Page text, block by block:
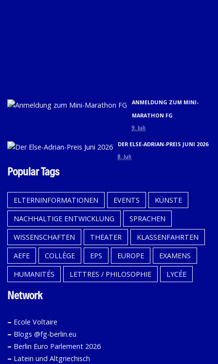
ANMELDUNG ZUM MINI-
MARATHON FG
9. Juli
DER ELSE-ADRIAN-PREIS JUNI 2026
8. Juli
Popular Tags
ELTERNINFORMATIONEN EVENTS
KÜNSTE
NACHHALTIGE ENTWICKLUNG
SPRACHEN
WISSENSCHAFTEN
THEATER
KLASSENFAHRTEN
AEFE
COLLÈGE EPS EUROPE
EXAMENS
HUMANITÉS
LETTRES / PHILOSOPHIE LYCÉE
Network
– Ecole Voltaire
– Blogs @fg-berlin.eu
– Berlin Euro Parlement 2026
– Latein und Altgriechisch